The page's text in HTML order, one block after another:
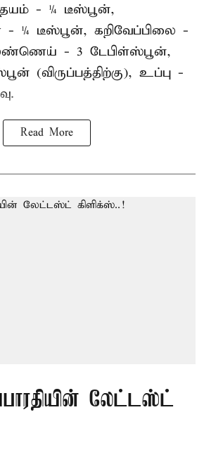
- ¼ டீஸ்பூன்,
- ¼ டீஸ்பூன், கறிவேப்பிலை -
- 3 டேபிள்ஸ்பூன்,
(விருப்பத்திற்கு), உப்பு -
Read More
லேட்டஸ்ட்